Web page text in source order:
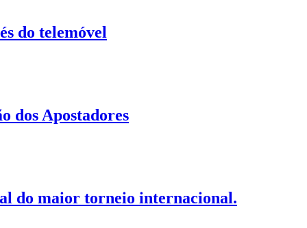
do telemóvel
dos Apostadores
do maior torneio internacional.